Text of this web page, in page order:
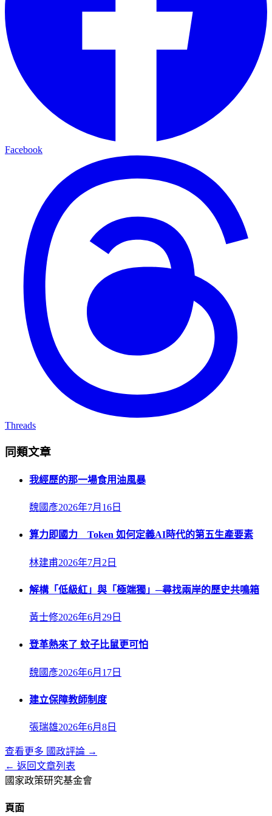
Facebook
Threads
同類文章
我經歷的那一場食用油風暴
魏國彥2026年7月16日
算力即國力 Token 如何定義AI時代的第五生產要素
林建甫2026年7月2日
解構「低級紅」與「極端獨」─尋找兩岸的歷史共鳴箱
黃士修2026年6月29日
登革熱來了 蚊子比鼠更可怕
魏國彥2026年6月17日
建立保障教師制度
張瑞雄2026年6月8日
查看更多 國政評論 →
← 返回文章列表
國家政策研究基金會
頁面